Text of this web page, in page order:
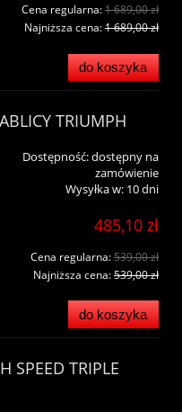
Cena regularna:1 689,00 zł
Najniższa cena:1 689,00 zł
do koszyka
TRIUMPH
Dostępność:dostępny na
zamówienie
Wysyłka w: 10 dni
485,10 zł
Cena regularna:539,00 zł
Najniższa cena:539,00 zł
do koszyka
SPEED TRIPLE